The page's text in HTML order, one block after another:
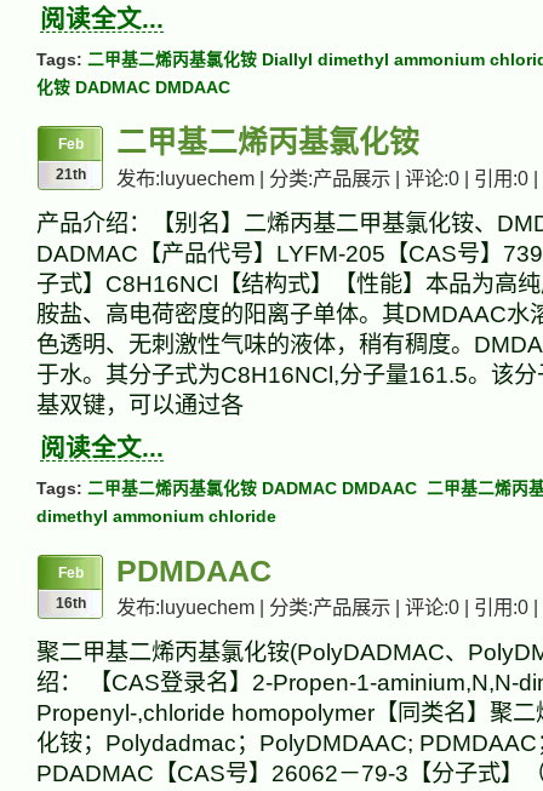
阅读全文...
Tags: 二甲基二烯丙基氯化铵 Diallyl dimethyl ammonium
化铵 DADMAC DMDAAC
Feb
21th
二甲基二烯丙基氯化铵
发布:luyuechem | 分类:产品展示 | 评论:0 | 引用:0 |
产品介绍：【别名】二烯丙基二甲基氯化铵、
DADMAC【产品代号】LYFM-205【CAS号】
子式】C8H16NCl【结构式】【性能】本品为高
胺盐、高电荷密度的阳离子单体。其DMDAAC水
色透明、无刺激性气味的液体，稍有稠度。
于水。其分子式为C8H16NCl,分子量161.5。该
基双键，可以通过各
阅读全文...
Tags: 二甲基二烯丙基氯化铵 DADMAC DMDAAC 二甲基二烯丙
dimethyl ammonium chloride
Feb
16th
PDMDAAC
发布:luyuechem | 分类:产品展示 | 评论:0 | 引用:0 |
聚二甲基二烯丙基氯化铵(PolyDADMAC、
绍： 【CAS登录名】2-Propen-1-aminium,N,N-
Propenyl-,chloride homopolymer【同类名】聚二
化铵；Polydadmac；PolyDMDAAC; PDMDAAC
PDADMAC【CAS号】26062－79-3【分子式】